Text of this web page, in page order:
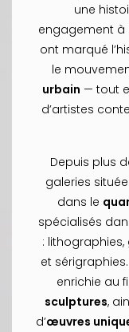
une
engagement à
ont marqué
le
urbain — tout
d’artistes
Depuis plus
galeries
dans le
spécialisés
:
et
enrichie au
sculptures,
d’œuvres